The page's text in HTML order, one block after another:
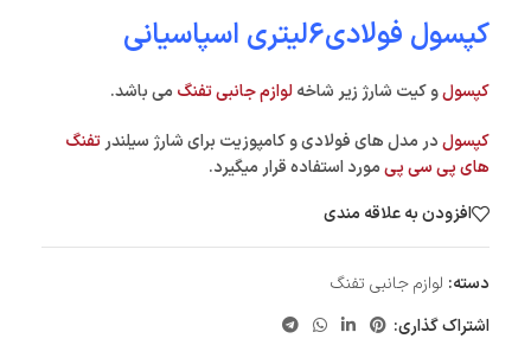
کپسول فولادی6لیتری اسپاسیانی
کپسولو کیت شارژ زیر شاخهلوازم جانبیتفنگ می باشد.
کپسولدر مدل های فولادی و کامپوزیت برای شارژ سیلندر تفنگ
های پی سی پیمورد استفاده قرار میگیرد.
افزودن به علاقه مندی
دسته: لوازم جانبی تفنگ
اشتراک گذاری: